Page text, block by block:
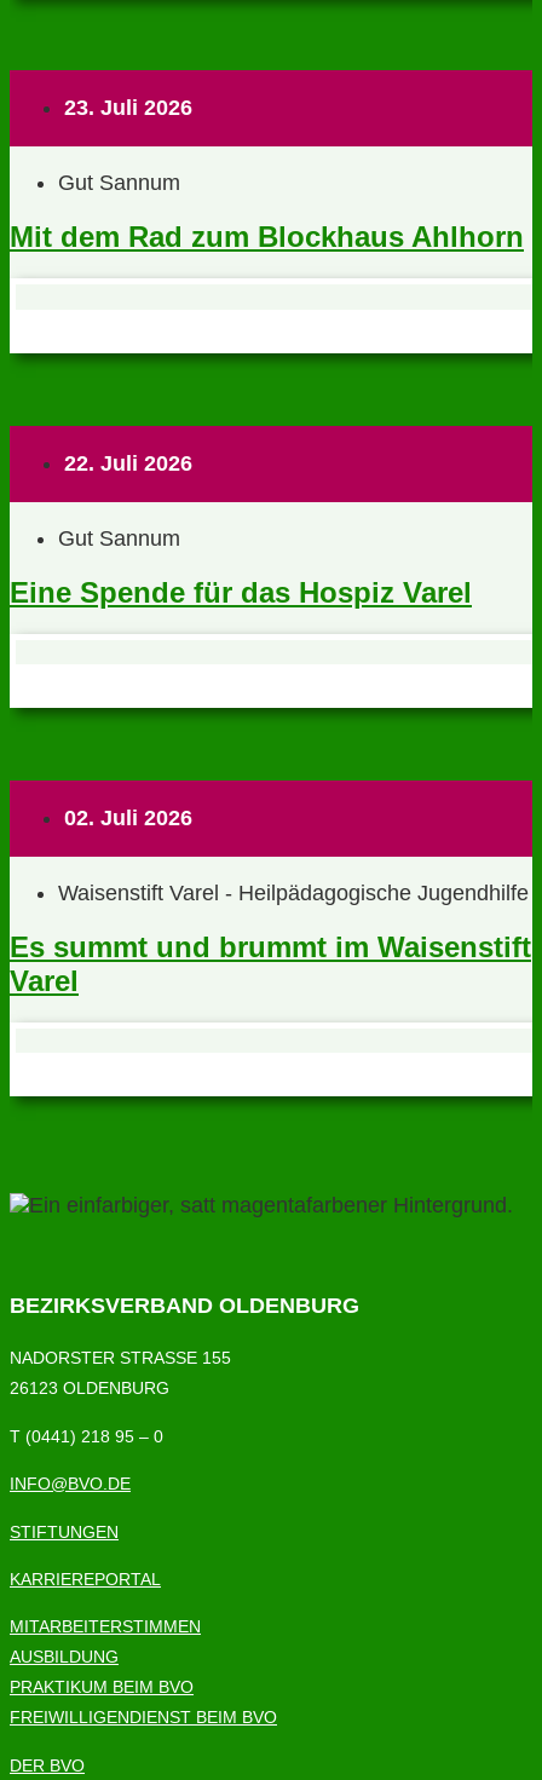
23. Juli 2026
Gut Sannum
Mit dem Rad zum Blockhaus Ahlhorn
22. Juli 2026
Gut Sannum
Eine Spende für das Hospiz Varel
02. Juli 2026
Waisenstift Varel - Heilpädagogische Jugendhilfe
Es summt und brummt im Waisenstift
Varel
BEZIRKSVERBAND OLDENBURG
NADORSTER STRASSE 155
26123 OLDENBURG
T (0441) 218 95 – 0
INFO@BVO.DE
STIFTUNGEN
KARRIEREPORTAL
MITARBEITERSTIMMEN
AUSBILDUNG
PRAKTIKUM BEIM BVO
FREIWILLIGENDIENST BEIM BVO
DER BVO